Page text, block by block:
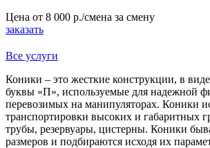
Цена от 8 000 р./смена за смену
заказать
Все услуги
Коники – это жесткие конструкции, в
буквы «П», используемые для надежной
перевозимых на манипуляторах. Коники
транспортировки высоких и габаритных
трубы, резервуары, цистерны. Коники
размеров и подбираются исходя их